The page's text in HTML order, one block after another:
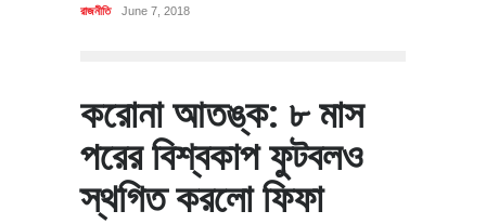
রাজনীতি June 7, 2018
করোনা আতঙ্ক: ৮ মাস
পরের বিশ্বকাপ ফুটবলও
স্থগিত করলো ফিফা